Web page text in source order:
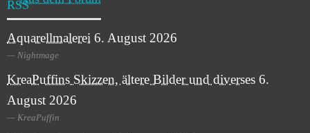
Aquarellmalerei 6. August 2026
Nightmage
KreaPuffins Skizzen, ältere Bilder und diverses 6.
August 2026
KreaPuffin